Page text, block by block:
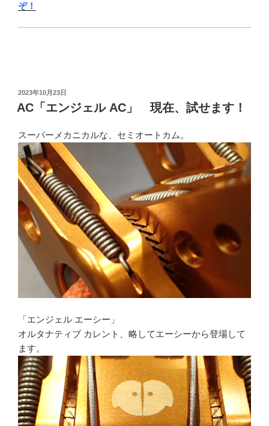
ぞ！
投
稿
日:
2023年10月23日
AC「エンジェル AC」 現在、試せます！
スーパーメカニカルな、セミオートカム。
「エンジェル エーシー」
オルタナティブ カレント、略してエーシーから登場して
ます。